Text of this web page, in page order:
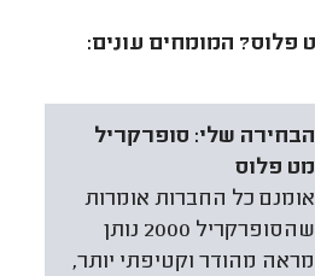
הבחירה שלי: סופרקריל
מט פלוס
אומנם כל החברות אומרות
שהסופרקריל 2000 נותן
מראה מהודר וקטיפתי יותר,